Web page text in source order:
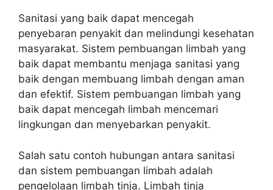
Sanitasi yang baik dapat mencegah
penyebaran penyakit dan melindungi kesehatan
masyarakat. Sistem pembuangan limbah yang
baik dapat membantu menjaga sanitasi yang
baik dengan membuang limbah dengan aman
dan efektif. Sistem pembuangan limbah yang
baik dapat mencegah limbah mencemari
lingkungan dan menyebarkan penyakit.
Salah satu contoh hubungan antara sanitasi
dan sistem pembuangan limbah adalah
pengelolaan limbah tinja. Limbah tinja